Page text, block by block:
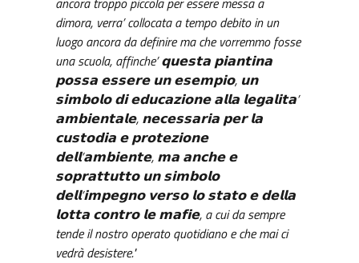
dimora, verra’ collocata a tempo debito in un
luogo ancora da definire ma che vorremmo fosse
una scuola, affinche’ 𝗾𝘂𝗲𝘀𝘁𝗮 𝗽𝗶𝗮𝗻𝘁𝗶𝗻𝗮
𝗽𝗼𝘀𝘀𝗮 𝗲𝘀𝘀𝗲𝗿𝗲 𝘂𝗻 𝗲𝘀𝗲𝗺𝗽𝗶𝗼, 𝘂𝗻
𝘀𝗶𝗺𝗯𝗼𝗹𝗼 𝗱𝗶 𝗲𝗱𝘂𝗰𝗮𝘇𝗶𝗼𝗻𝗲 𝗮𝗹𝗹𝗮 𝗹𝗲𝗴𝗮𝗹𝗶𝘁𝗮’
𝗮𝗺𝗯𝗶𝗲𝗻𝘁𝗮𝗹𝗲, 𝗻𝗲𝗰𝗲𝘀𝘀𝗮𝗿𝗶𝗮 𝗽𝗲𝗿 𝗹𝗮
𝗰𝘂𝘀𝘁𝗼𝗱𝗶𝗮 𝗲 𝗽𝗿𝗼𝘁𝗲𝘇𝗶𝗼𝗻𝗲
𝗱𝗲𝗹𝗹’𝗮𝗺𝗯𝗶𝗲𝗻𝘁𝗲, 𝗺𝗮 𝗮𝗻𝗰𝗵𝗲 𝗲
𝘀𝗼𝗽𝗿𝗮𝘁𝘁𝘂𝘁𝘁𝗼 𝘂𝗻 𝘀𝗶𝗺𝗯𝗼𝗹𝗼
𝗱𝗲𝗹𝗹’𝗶𝗺𝗽𝗲𝗴𝗻𝗼 𝘃𝗲𝗿𝘀𝗼 𝗹𝗼 𝘀𝘁𝗮𝘁𝗼 𝗲 𝗱𝗲𝗹𝗹𝗮
𝗹𝗼𝘁𝘁𝗮 𝗰𝗼𝗻𝘁𝗿𝗼 𝗹𝗲 𝗺𝗮𝗳𝗶𝗲, a cui da sempre
tende il nostro operato quotidiano e che mai ci
vedrà desistere."